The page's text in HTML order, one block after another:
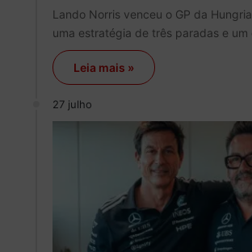
Lando Norris venceu o GP da
uma estratégia de três paradas e
Leia mais »
27 julho